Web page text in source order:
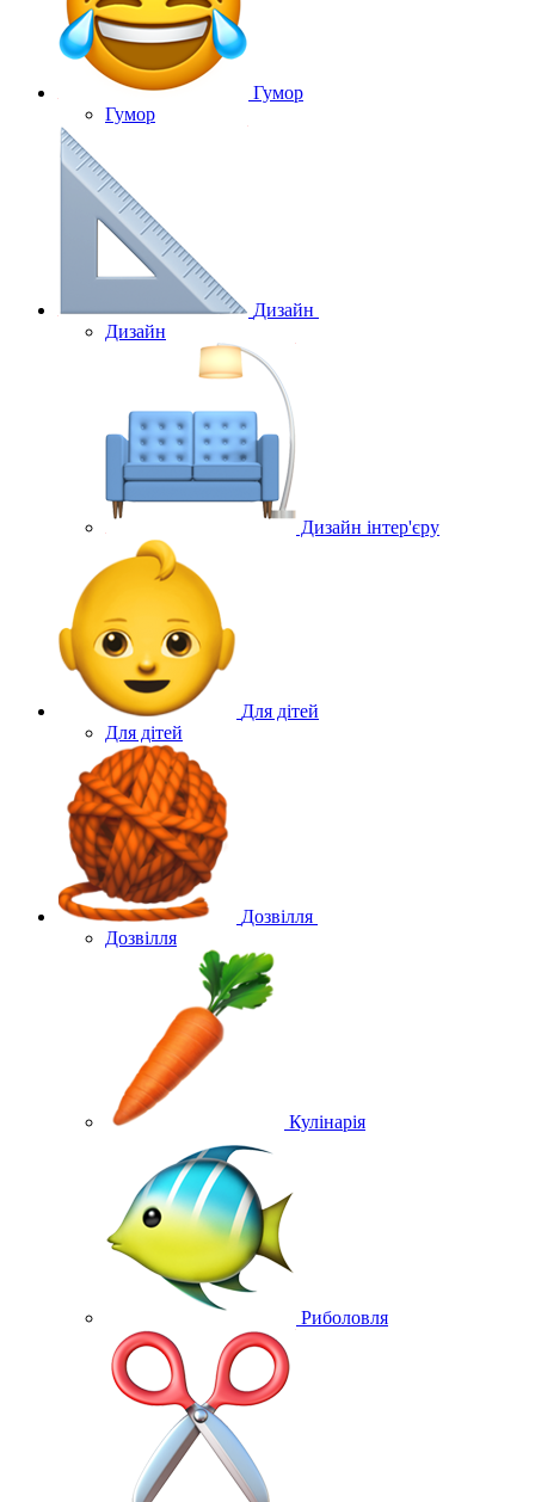
Гумор
Гумор
Дизайн
Дизайн
Дизайн інтер'єру
Для дітей
Для дітей
Дозвілля
Дозвілля
Кулінарія
Риболовля